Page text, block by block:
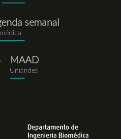
semanal
MAAD
Uniandes